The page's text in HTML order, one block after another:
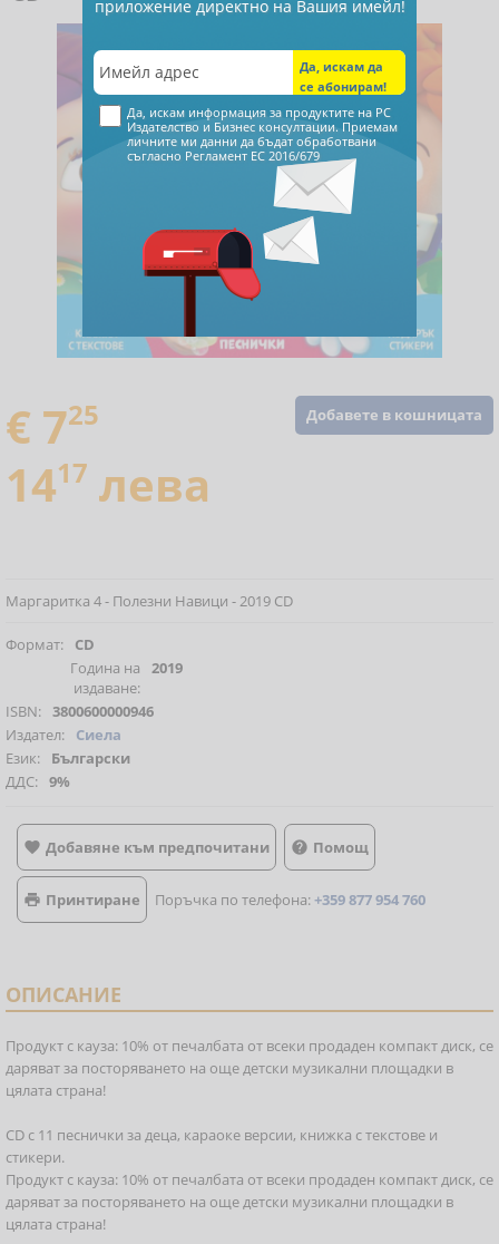
Добавете в кошницата
€ 725
1417 лева
Маргаритка 4 - Полезни Навици - 2019 CD
Формат:
CD
Година на
издаване:
2019
ISBN: 3800600000946
Издател:
Сиела
Език:
Български
ДДС: 9%
 Добавяне към предпочитани  Помощ
 Принтиране Поръчка по телефона:+359 877 954 760
ОПИСАНИЕ
Продукт с кауза: 10% от печалбата от всеки продаден компакт диск, се
даряват за посторяването на още детски музикални площадки в
цялата страна!
CD с 11 песнички за деца, караоке версии, книжка с текстове и
стикери.
Продукт с кауза: 10% от печалбата от всеки продаден компакт диск, се
даряват за посторяването на още детски музикални площадки в
цялата страна!
приложение директно на Вашия имейл!
Да, искам информация за продуктите на РС
Издателство и Бизнес консултации. Приемам
личните ми данни да бъдат обработвани
съгласно Регламент ЕС 2016/679